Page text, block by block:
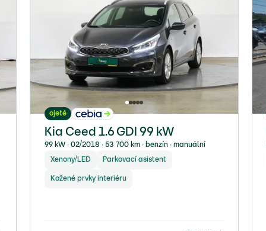
ojeté
Kia Ceed 1.6 GDI 99 kW
99 kW ∙ 02/2018 ∙ 53 700 km ∙ benzín ∙ manuální
Xenony/LED Parkovací asistent
Kožené prvky interiéru